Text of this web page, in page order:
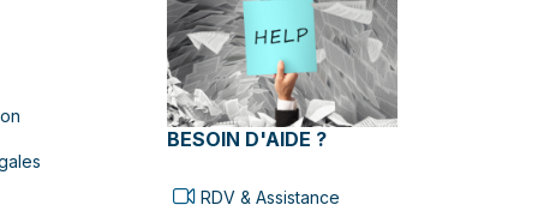
BESOIN D'AIDE ?
RDV & Assistance